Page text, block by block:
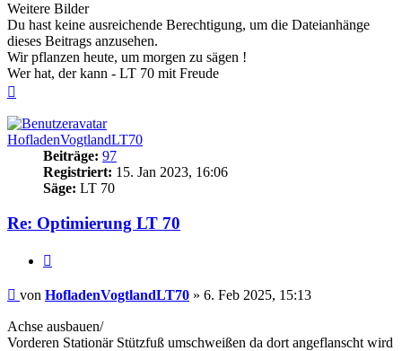
Weitere Bilder
Du hast keine ausreichende Berechtigung, um die Dateianhänge
dieses Beitrags anzusehen.
Wir pflanzen heute, um morgen zu sägen !
Wer hat, der kann - LT 70 mit Freude
HofladenVogtlandLT70
Beiträge: 97
Registriert: 15. Jan 2023, 16:06
Säge: LT 70
Re: Optimierung LT 70
Beitrag
von HofladenVogtlandLT70 » 6. Feb 2025, 15:13
Achse ausbauen/
Vorderen Stationär Stützfuß umschweißen da dort angeflanscht wird